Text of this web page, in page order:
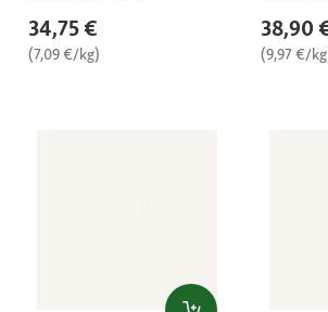
34,75 €
(7,09 €/kg)
38,90
(9,97 €/